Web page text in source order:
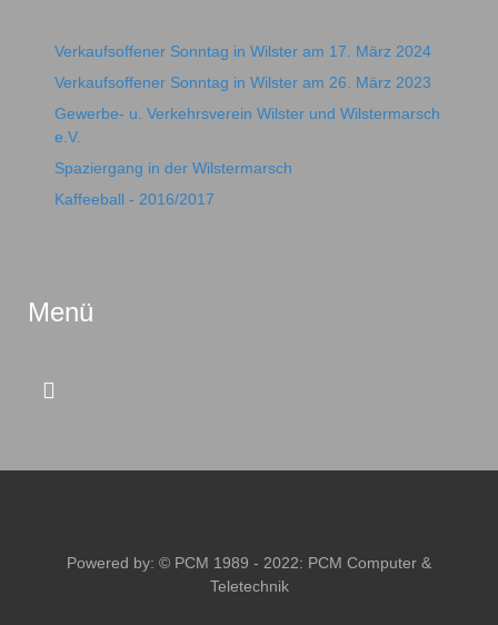
Verkaufsoffener Sonntag in Wilster am 17. März 2024
Verkaufsoffener Sonntag in Wilster am 26. März 2023
Gewerbe- u. Verkehrsverein Wilster und Wilstermarsch
e.V.
Spaziergang in der Wilstermarsch
Kaffeeball - 2016/2017
Menü
Powered by: © PCM 1989 - 2022: PCM Computer &
Teletechnik